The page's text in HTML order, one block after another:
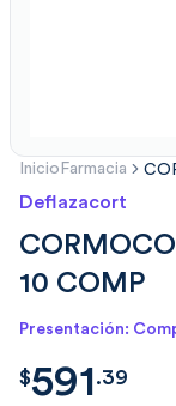
Inicio Farmacia
Deflazacort
10 COMP
Presentación:
$
$591.39